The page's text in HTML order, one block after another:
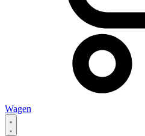
Wagen